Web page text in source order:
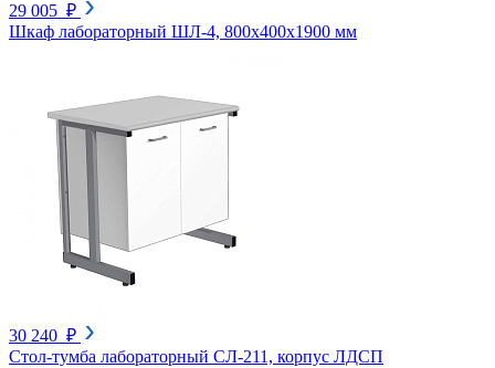
29 005 ₽
Шкаф лабораторный ШЛ-4, 800х400х1900 мм
30 240 ₽
Стол-тумба лабораторный СЛ-211, корпус ЛДСП